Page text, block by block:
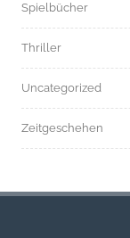
Spielbücher
Thriller
Uncategorized
Zeitgeschehen